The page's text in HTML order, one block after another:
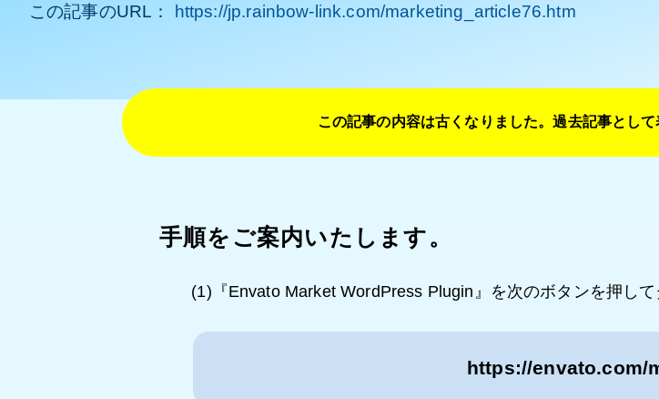
この記事のURL： https://jp.rainbow-link.com/marketing_article76.htm
この記事の内容は古くなりました。過去記事とし
手順をご案内いたします。
(1)『Envato Market WordPress Plugin』を次のボタンを押して
https://envato.com/